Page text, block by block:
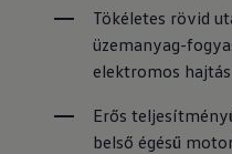
Tökéletes rövid
üzemanyag-
elektromos
Erős
belső égésű